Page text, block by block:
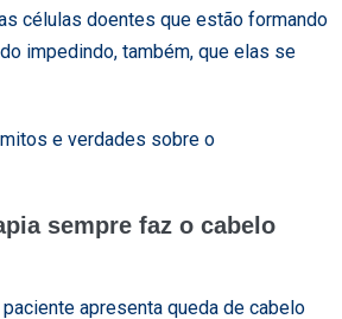
células doentes que estão formando
impedindo, também, que elas se
e verdades sobre o
sempre faz o cabelo
apresenta queda de cabelo